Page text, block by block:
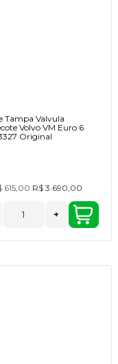
Tampa Valvula
Volvo VM Euro 6
Original
615,00 R$ 3.690,00
+